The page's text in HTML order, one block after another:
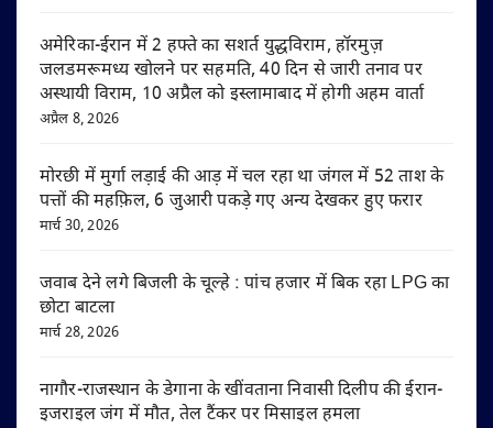
अमेरिका-ईरान में 2 हफ्ते का सशर्त युद्धविराम, हॉरमुज़
जलडमरूमध्य खोलने पर सहमति, 40 दिन से जारी तनाव पर
अस्थायी विराम, 10 अप्रैल को इस्लामाबाद में होगी अहम वार्ता
अप्रैल 8, 2026
मोरछी में मुर्गा लड़ाई की आड़ में चल रहा था जंगल में 52 ताश के
पत्तों की महफ़िल, 6 जुआरी पकड़े गए अन्य देखकर हुए फरार
मार्च 30, 2026
जवाब देने लगे बिजली के चूल्हे : पांच हजार में बिक रहा LPG का
छोटा बाटला
मार्च 28, 2026
नागौर-राजस्थान के डेगाना के खींवताना निवासी दिलीप की ईरान-
इजराइल जंग में मौत, तेल टैंकर पर मिसाइल हमला